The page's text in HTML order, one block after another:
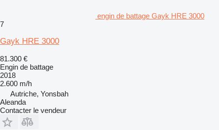
engin de battage Gayk HRE 3000
7
Gayk HRE 3000
81.300 €
Engin de battage
2018
2.600 m/h
Autriche, Yonsbah
Aleanda
Contacter le vendeur